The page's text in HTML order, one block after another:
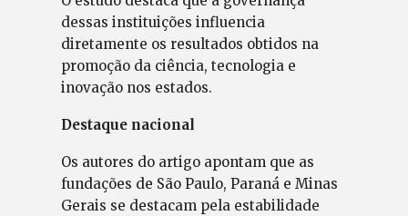
dessas instituições influencia
diretamente os resultados obtidos na
promoção da ciência, tecnologia e
inovação nos estados.
Destaque nacional
Os autores do artigo apontam que as
fundações de São Paulo, Paraná e Minas
Gerais se destacam pela estabilidade